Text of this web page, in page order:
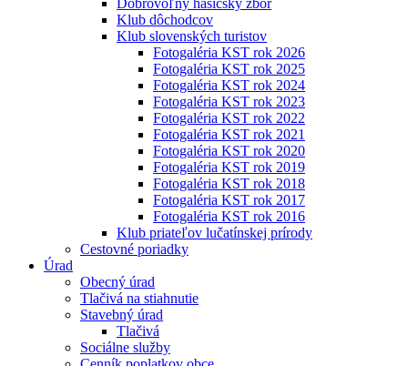
Dobrovoľný hasičský zbor
Klub dôchodcov
Klub slovenských turistov
Fotogaléria KST rok 2026
Fotogaléria KST rok 2025
Fotogaléria KST rok 2024
Fotogaléria KST rok 2023
Fotogaléria KST rok 2022
Fotogaléria KST rok 2021
Fotogaléria KST rok 2020
Fotogaléria KST rok 2019
Fotogaléria KST rok 2018
Fotogaléria KST rok 2017
Fotogaléria KST rok 2016
Klub priateľov lučatínskej prírody
Cestovné poriadky
Úrad
Obecný úrad
Tlačivá na stiahnutie
Stavebný úrad
Tlačivá
Sociálne služby